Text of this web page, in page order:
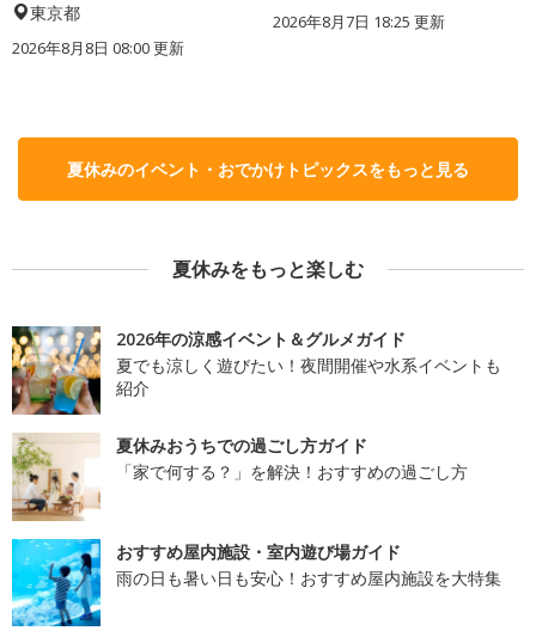
東京都
2026年8月8日 08:00更新
2026年8月7日 18:25 更新
夏休みのイベント・おでかけトピックスをもっと見る
夏休みをもっと楽しむ
2026年の涼感イベント＆グルメガイド
夏でも涼しく遊びたい！夜間開催や水系イベントも
紹介
夏休みおうちでの過ごし方ガイド
「家で何する？」を解決！おすすめの過ごし方
おすすめ屋内施設・室内遊び場ガイド
雨の日も暑い日も安心！おすすめ屋内施設を大特集